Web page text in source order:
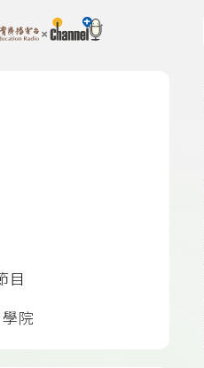
能區塊
目
院